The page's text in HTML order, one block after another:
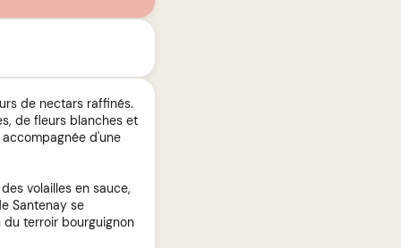
de nectars raffinés.
de fleurs blanches et
d'une
volailles en sauce,
Santenay se
du terroir bourguignon